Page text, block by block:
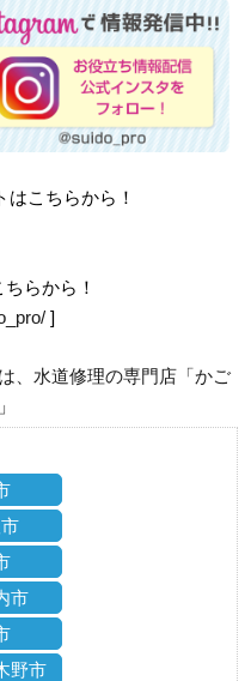
こちらから！
らから！
]
、水道修理の専門店「かご
市
野市